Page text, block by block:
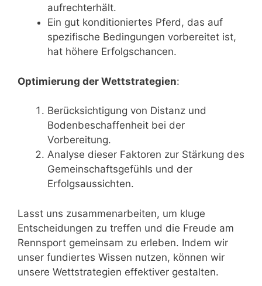
aufrechterhält.
Ein gut konditioniertes Pferd, das auf
spezifische Bedingungen vorbereitet ist,
hat höhere Erfolgschancen.
Optimierung der Wettstrategien:
Berücksichtigung von Distanz und
Bodenbeschaffenheit bei der
Vorbereitung.
Analyse dieser Faktoren zur Stärkung des
Gemeinschaftsgefühls und der
Erfolgsaussichten.
Lasst uns zusammenarbeiten, um kluge
Entscheidungen zu treffen und die Freude am
Rennsport gemeinsam zu erleben. Indem wir
unser fundiertes Wissen nutzen, können wir
unsere Wettstrategien effektiver gestalten.